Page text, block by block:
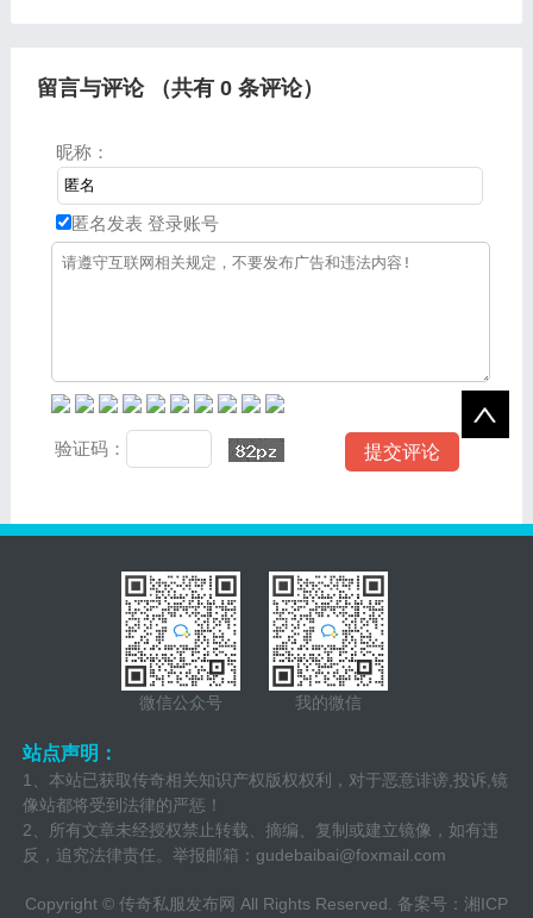
留言与评论 （共有 0条评论）
昵称：
匿名发表 登录账号
验证码：
微信公众号 我的微信
站点声明：
1、本站已获取传奇相关知识产权版权权利，对于恶意诽谤,投诉,镜
像站都将受到法律的严惩！
2、所有文章未经授权禁止转载、摘编、复制或建立镜像，如有违
反，追究法律责任。举报邮箱： gudebaibai@foxmail.com
Copyright © 传奇私服发布网 All Rights Reserved. 备案号： 湘ICP